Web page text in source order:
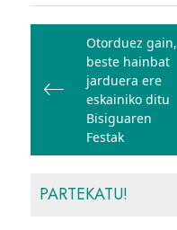
Bidalketetan
zehar
nabigatu
Otorduez gain,
beste hainbat
jarduera ere
eskainiko ditu
Bisiguaren
Festak
PARTEKATU!